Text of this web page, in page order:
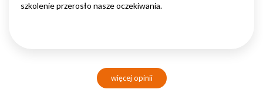
szkolenie przerosło nasze oczekiwania.
więcej opinii